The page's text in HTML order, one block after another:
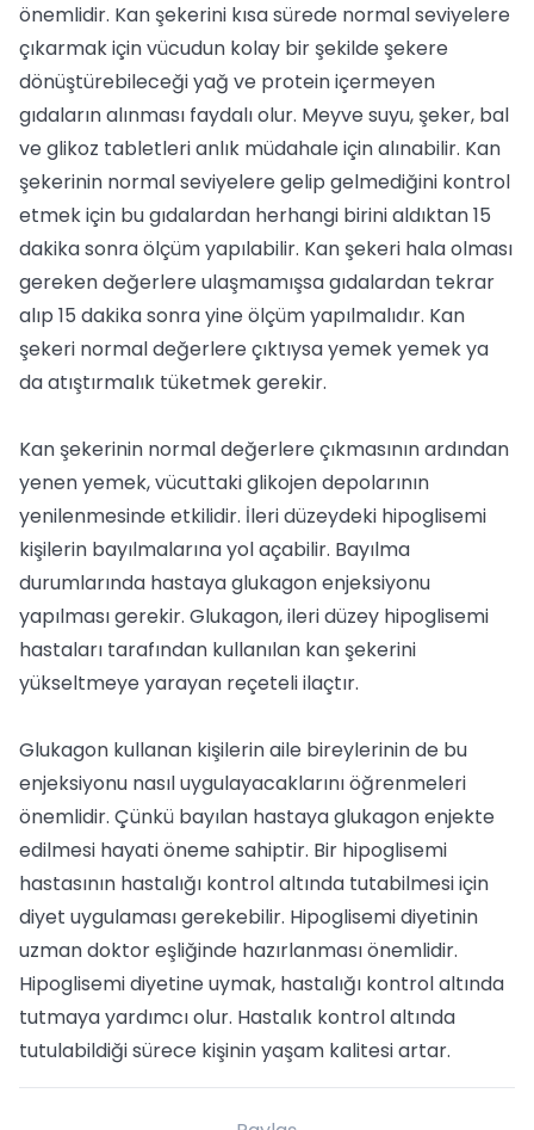
önemlidir. Kan şekerini kısa sürede normal seviyelere
çıkarmak için vücudun kolay bir şekilde şekere
dönüştürebileceği yağ ve protein içermeyen
gıdaların alınması faydalı olur. Meyve suyu, şeker, bal
ve glikoz tabletleri anlık müdahale için alınabilir. Kan
şekerinin normal seviyelere gelip gelmediğini kontrol
etmek için bu gıdalardan herhangi birini aldıktan 15
dakika sonra ölçüm yapılabilir. Kan şekeri hala olması
gereken değerlere ulaşmamışsa gıdalardan tekrar
alıp 15 dakika sonra yine ölçüm yapılmalıdır. Kan
şekeri normal değerlere çıktıysa yemek yemek ya
da atıştırmalık tüketmek gerekir.
Kan şekerinin normal değerlere çıkmasının ardından
yenen yemek, vücuttaki glikojen depolarının
yenilenmesinde etkilidir. İleri düzeydeki hipoglisemi
kişilerin bayılmalarına yol açabilir. Bayılma
durumlarında hastaya glukagon enjeksiyonu
yapılması gerekir. Glukagon, ileri düzey hipoglisemi
hastaları tarafından kullanılan kan şekerini
yükseltmeye yarayan reçeteli ilaçtır.
Glukagon kullanan kişilerin aile bireylerinin de bu
enjeksiyonu nasıl uygulayacaklarını öğrenmeleri
önemlidir. Çünkü bayılan hastaya glukagon enjekte
edilmesi hayati öneme sahiptir. Bir hipoglisemi
hastasının hastalığı kontrol altında tutabilmesi için
diyet uygulaması gerekebilir. Hipoglisemi diyetinin
uzman doktor eşliğinde hazırlanması önemlidir.
Hipoglisemi diyetine uymak, hastalığı kontrol altında
tutmaya yardımcı olur. Hastalık kontrol altında
tutulabildiği sürece kişinin yaşam kalitesi artar.